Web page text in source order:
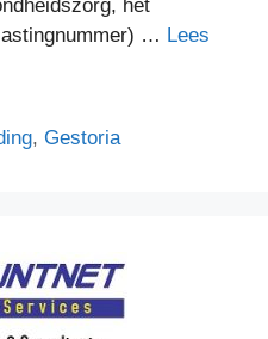
het
… Lees
,Gestoria